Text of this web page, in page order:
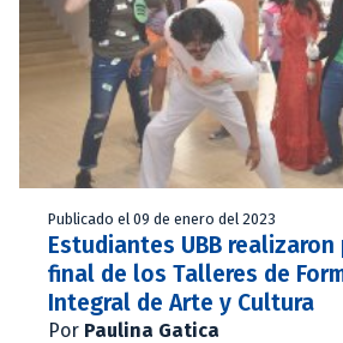
Publicado el 09 de enero del 2023
Estudiantes UBB
final de los Talleres de
Integral de Arte y Cultura
Por Paulina Gatica